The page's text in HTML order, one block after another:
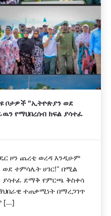
ቦታዎች "ኢትዮጵያን ወደ
የማህበረሰብ ክፍል ያሳተፈ
ዞን ጨረቲ ወረዳ እንዲሁም
ተምሳሌት ሀገር!" በሚል
ያሳተፈ ደማቅ የምርጫ ቅስቀሳ
ተጠቃሚነት በማረጋገጥ
[...]